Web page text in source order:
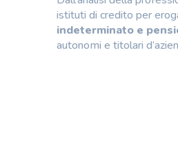
istituti di credito per
indeterminato e
autonomi e titolari